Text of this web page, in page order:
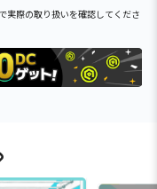
実際の取り扱いを確認してくださ